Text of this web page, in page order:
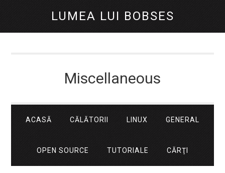
LUMEA LUI BOBSES
Miscellaneous
ACASĂ CĂLĂTORII LINUX GENERAL
OPEN SOURCE TUTORIALE CĂRŢI